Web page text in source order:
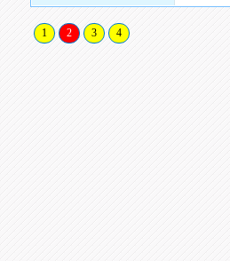
1 2 3 4